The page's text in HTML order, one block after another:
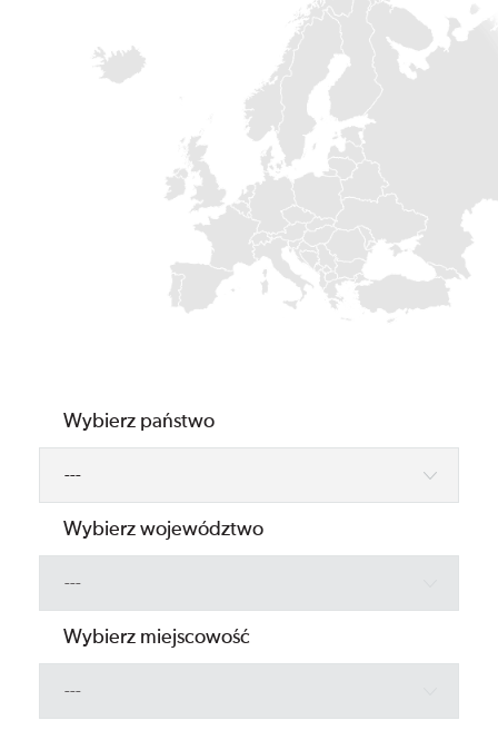
Wybierz państwo
Wybierz województwo
Wybierz miejscowość